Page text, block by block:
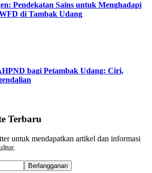
Pendekatan Sains untuk Menghadapi
di Tambak Udang
bagi Petambak Udang: Ciri,
Terbaru
untuk mendapatkan artikel dan informasi
Berlangganan